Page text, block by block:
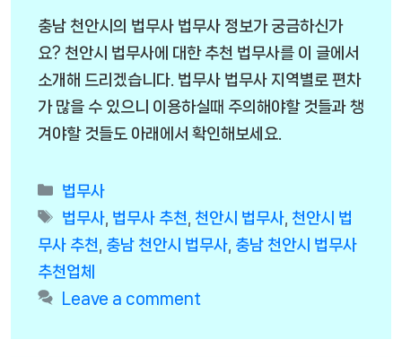
충남 천안시의 법무사 법무사 정보가 궁금하신가
요? 천안시 법무사에 대한 추천 법무사를 이 글에서
소개해 드리겠습니다. 법무사 법무사 지역별로 편차
가 많을 수 있으니 이용하실때 주의해야할 것들과 챙
겨야할 것들도 아래에서 확인해보세요.
Categories
법무사
Tags
법무사 법무사 추천 천안시 법무사 천안시 법
무사 추천
충남 천안시 법무사 충남 천안시 법무사
추천업체
Leave a comment